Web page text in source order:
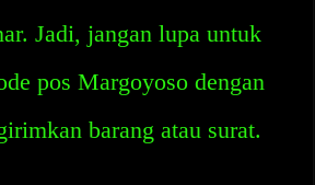
Jadi, jangan lupa untuk
pos Margoyoso dengan
barang atau surat.